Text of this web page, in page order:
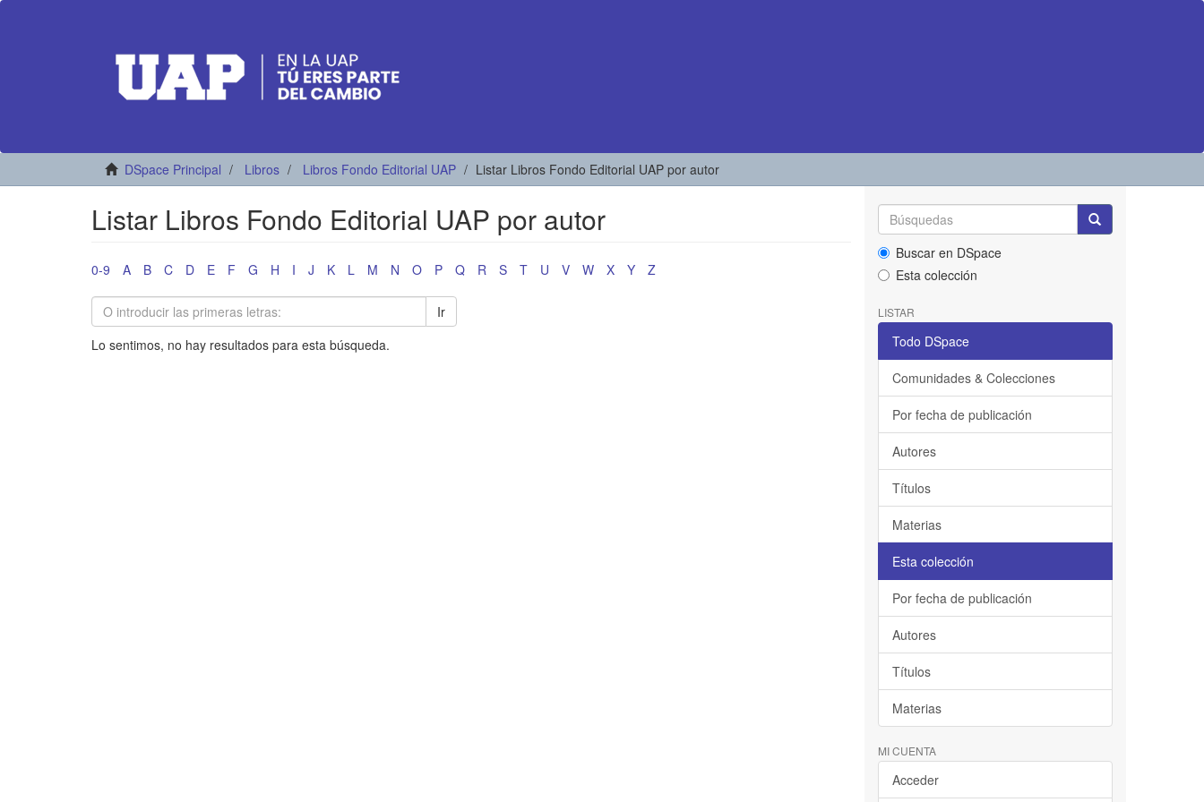
DSpace Principal Libros Libros Fondo Editorial UAP Listar Libros Fondo Editorial UAP por autor
Listar Libros Fondo Editorial UAP por autor
0-9 A B C D E F G H I J K L M N O P Q R S T U V W X Y Z
Ir
Lo sentimos, no hay resultados para esta búsqueda.
Buscar en DSpace
Esta colección
LISTAR
Todo DSpace
Comunidades & Colecciones
Por fecha de publicación
Autores
Títulos
Materias
Esta colección
Por fecha de publicación
Autores
Títulos
Materias
MI CUENTA
Acceder